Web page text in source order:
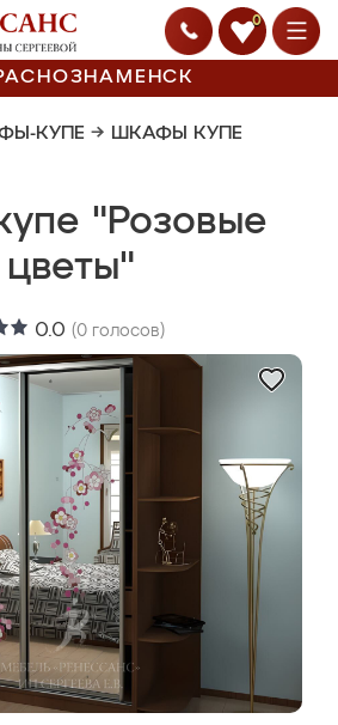
0
КУПЕ → ШКАФЫ КУПЕ
"Розовые
цветы"
0.0 (0 голосов)